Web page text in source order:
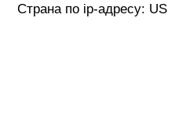
Страна по ip-адресу: US